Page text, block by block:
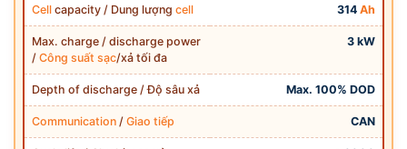
Cell capacity / Dung lượng cell 314 Ah
Max. charge / discharge power
/ Công suất sạc/xả tối đa
3 kW
Depth of discharge / Độ sâu xả Max. 100% DOD
Communication / Giao tiếp CAN